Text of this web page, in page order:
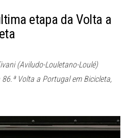
etapa da Volta a
(Aviludo-Louletano-Loulé)
Volta a Portugal em Bicicleta,